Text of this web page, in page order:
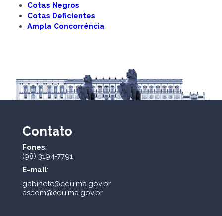
Cotas Negros
Cotas Deficientes
Ampla Concorrência
Contato
Fones:
(98) 3194-7791
E-mail:
gabinete@edu.ma.gov.br
ascom@edu.ma.gov.br